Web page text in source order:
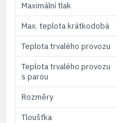
Maximální tlak
Max. teplota krátkodobá
Teplota trvalého provozu
Teplota trvalého provozu
s parou
Rozměry
Tloušťka